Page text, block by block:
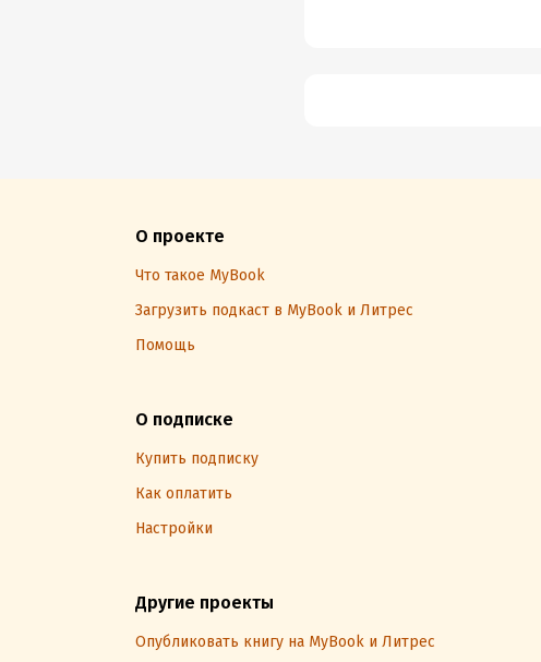
О проекте
Что такое MyBook
Загрузить подкаст в MyBook и Литрес
Помощь
О подписке
Купить подписку
Как оплатить
Настройки
Другие проекты
Опубликовать книгу на MyBook и Литрес